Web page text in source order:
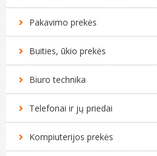
Pakavimo prekės
Buities, ūkio prekės
Biuro technika
Telefonai ir jų priedai
Kompiuterijos prekės